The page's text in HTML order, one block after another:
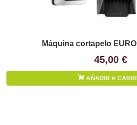
Máquina cortapelo
45,00 €
AÑADIR A